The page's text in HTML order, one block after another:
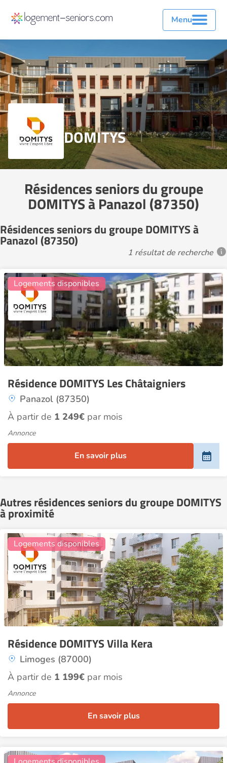
Menu
DOMITYS
Résidences seniors du groupe
DOMITYS à Panazol (87350)
Résidences seniors du groupe DOMITYS à
Panazol (87350)
1 résultat de recherche
Résidence DOMITYS Les Châtaigniers
Panazol (87350)
Logements disponibles
À partir de 1 249€ par mois
Annonce
En savoir plus
Autres résidences seniors du groupe DOMITYS
à proximité
Résidence DOMITYS Villa Kera
Limoges (87000)
Logements disponibles
À partir de 1 199€ par mois
Annonce
En savoir plus